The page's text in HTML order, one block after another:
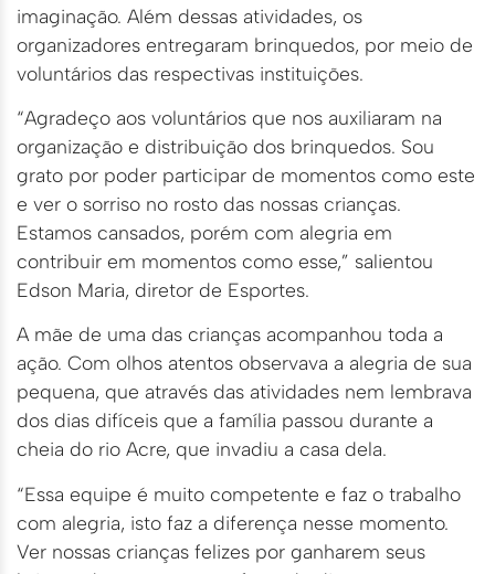
imaginação. Além dessas atividades, os
organizadores entregaram brinquedos, por meio de
voluntários das respectivas instituições.
“Agradeço aos voluntários que nos auxiliaram na
organização e distribuição dos brinquedos. Sou
grato por poder participar de momentos como este
e ver o sorriso no rosto das nossas crianças.
Estamos cansados, porém com alegria em
contribuir em momentos como esse,” salientou
Edson Maria, diretor de Esportes.
A mãe de uma das crianças acompanhou toda a
ação. Com olhos atentos observava a alegria de sua
pequena, que através das atividades nem lembrava
dos dias difíceis que a família passou durante a
cheia do rio Acre, que invadiu a casa dela.
“Essa equipe é muito competente e faz o trabalho
com alegria, isto faz a diferença nesse momento.
Ver nossas crianças felizes por ganharem seus